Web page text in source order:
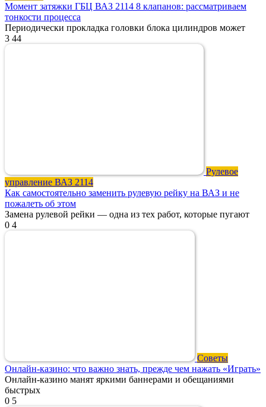
Момент затяжки ГБЦ ВАЗ 2114 8 клапанов: рассматриваем
тонкости процесса
Периодически прокладка головки блока цилиндров может
3 44
Рулевое
управление ВАЗ 2114
Как самостоятельно заменить рулевую рейку на ВАЗ и не
пожалеть об этом
Замена рулевой рейки — одна из тех работ, которые пугают
0 4
Советы
Онлайн-казино: что важно знать, прежде чем нажать «Играть»
Онлайн-казино манят яркими баннерами и обещаниями
быстрых
0 5